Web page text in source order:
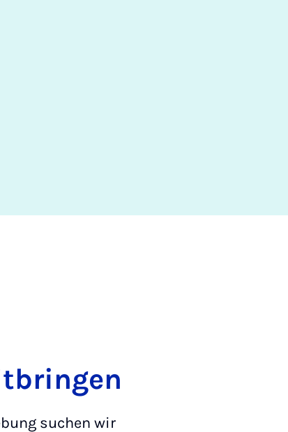
suchen wir